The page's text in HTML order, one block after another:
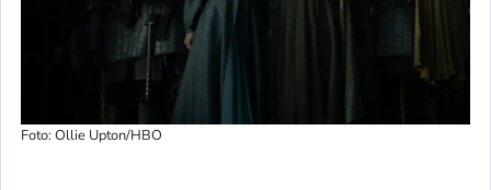
Foto: Ollie Upton/HBO